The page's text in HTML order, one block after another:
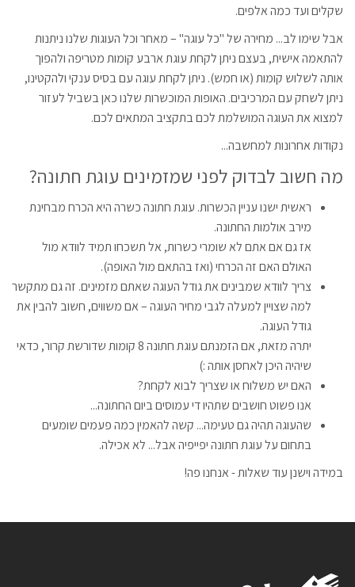
שקלים ועד כמה אלפים.
אבל שימו לב... מחירה של "כל עוגה" – מאחר וכל העוגות שלנו ניתנות
להתאמה אישית, בעצם ניתן לקחת עוגת ארבע קומות מטריפה ולהפוך
אותה לשלוש קומות (או חמש). ניתן לקחת עוגה עם בסיס ענקי ולהקטינו,
ניתן לשחק עם המרכיבים. האופות המוכשרות שלנו כאן בשביל לעזור
למצוא את העוגה המושלמת לכם בתקציב המתאים לכם.
נקודות אחרונות למחשבה...
מה חשוב לבדוק לפני שמזמינים עוגת חתונה?
ראשית ישנו עניין הכשרות. עוגת חתונה כשרה היא הכרח מבחינת
מירב אולמות החתונה.
אז גם אם אתם לא שומרי כשרות, אל תשכחו תמיד לוודא מול
האולם האם זה הכרחי (ואז בהתאם מול האופה).
צריך לוודא שמבינים את גודל העוגה שאתם מזמינים. זה גם מתקשר
למה שצויין למעלה לגבי מחיר העוגה – אם משווים, חשוב להבין את
גודל העוגה.
יתרה מזאת, אם הזמנתם עוגת חתונה 8 קומות שדורשת קרור, כדאי
שיהיה היכן לאחסן אותה :)
האם יש משלוח או שצריך לבוא לקחת?
אנו פשוט חושבים שתהיו די עמוסים ביום החתונה...
שהעוגה תהיה גם טעימה... קשה להאמין כמה פעמים שומעים
בתחום על עוגת חתונה יפייפיה אבל... לא אכילה.
במידה וישנן עוד שאלות - אנחנו פה!